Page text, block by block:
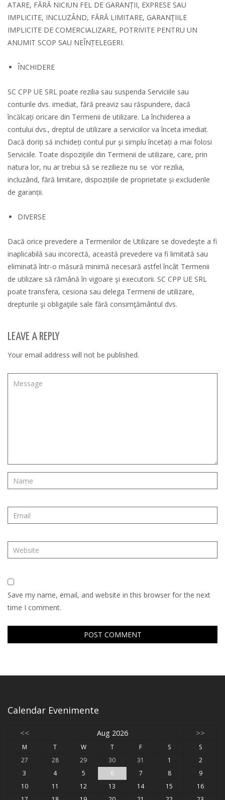
ATARE, FĂRĂ NICIUN FEL DE GARANȚII, EXPRESE SAU
IMPLICITE, INCLUZÂND, FĂRĂ LIMITARE, GARANŢIILE
IMPLICITE DE COMERCIALIZARE, POTRIVITE PENTRU UN
ANUMIT SCOP SAU NEÎNȚELEGERI.
ÎNCHIDERE
SC CPP UE SRL poate rezilia sau suspenda Serviciile sau
conturile dvs. imediat, fără preaviz sau răspundere, dacă
încălcați oricare din Termenii de utilizare. La închiderea a
contului dvs., dreptul de utilizare a serviciilor va înceta imediat.
Dacă doriți să inchideți contul pur şi simplu încetați a mai folosi
Serviciile. Toate dispoziţiile din Termenii de utilizare, care, prin
natura lor, nu ar trebui să se rezilieze nu se vor rezilia,
incluzând, fără limitare, dispozițiile de proprietate și excluderile
de garanții.
DIVERSE
Dacă orice prevedere a Termenilor de Utilizare se dovedeşte a fi
inaplicabilă sau incorectă, această prevedere va fi limitată sau
eliminată într-o măsură minimă necesară astfel încât Termenii
de utilizare să rămână în vigoare şi executorii. SC CPP UE SRL
poate transfera, cesiona sau delega Termenii de utilizare,
drepturile şi obligaţiile sale fără consimţământul dvs.
LEAVE A REPLY
Your email address will not be published.
Save my name, email, and website in this browser for the next
time I comment.
Calendar Evenimente
<< Aug 2026 >>
M T W T F S
S
27
28 29 30 31 1
2
3
4 5 6 7 8
9
10
11 12 13 14 15
16